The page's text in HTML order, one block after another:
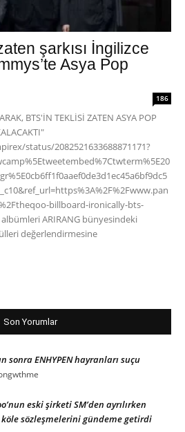
şarkısı İngilizce
Asya Pop
186
BTS'İN TEKLİSİ ZATEN ASYA POP
status/2082521633688871171?
billboard-ironically-bts-
ARIRANG bünyesindeki
değerlendirmesine
Son Yorumlar
sonra ENHYPEN hayranları suçu
eski şirketi SM’den ayrılırken
köle sözleşmelerini gündeme getirdi